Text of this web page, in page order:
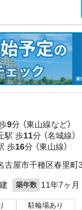
9分 （東山線など）
駅 歩11分 （名城線）
歩16分 （東山線）
古屋市千種区春里町
築年数 11年7ヶ月
駐輪場あり